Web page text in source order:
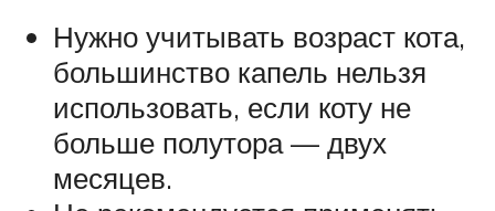
Нужно учитывать возраст кота,
большинство капель нельзя
использовать, если коту не
больше полутора — двух
месяцев.